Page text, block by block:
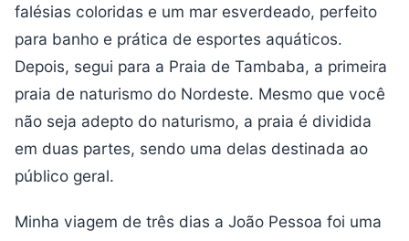
falésias coloridas e um mar esverdeado, perfeito
para banho e prática de esportes aquáticos.
Depois, segui para a Praia de Tambaba, a primeira
praia de naturismo do Nordeste. Mesmo que você
não seja adepto do naturismo, a praia é dividida
em duas partes, sendo uma delas destinada ao
público geral.
Minha viagem de três dias a João Pessoa foi uma